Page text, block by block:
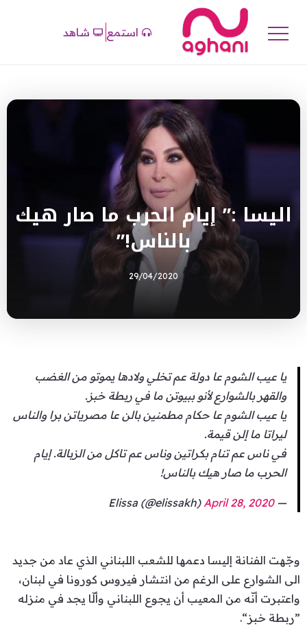
استمع شاهد
اليسا :” إيام الحرب ما صار هيك
بالناس!”
29/04/2020
يا عيب الشوم عا دولة عم تخلي ولادها يموتو من الغضب
والقهر بالشوارع لأنو ببيوتن ما في ربطة خبز.
يا عيب الشوم عا حكام مطمنين بالن عا مصرياتن برا والناس
ليراتا ما إلن قيمة.
في ناس عم تنام بكراتين وناس عم تاكل من الزبالة. إيام
الحرب ما صار هيك بالناس!
— Elissa (@elissakh)
April 28, 2020
وجّهت الفنانة إليسا دعمها للشعب اللبناني الذي عاد من جديد
الى الشوارع على الرغم من انتشار فيروس كورونا في لبنان،
واعتبرت أنّه من المعيب أن يجوع اللبناني وألّا يجد في منزله
”ربطة خبز“.